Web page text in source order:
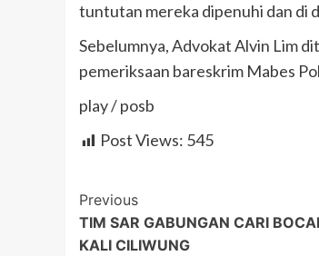
tuntutan mereka dipenuhi dan di
Sebelumnya, Advokat Alvin Lim
pemeriksaan bareskrim Mabes
play / posb
Post Views: 545
Post
Navigation
Previous
TIM SAR GABUNGAN CARI
KALI CILIWUNG